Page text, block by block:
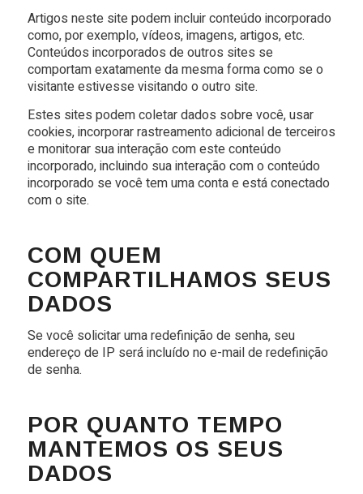
Artigos neste site podem incluir conteúdo incorporado
como, por exemplo, vídeos, imagens, artigos, etc.
Conteúdos incorporados de outros sites se
comportam exatamente da mesma forma como se o
visitante estivesse visitando o outro site.
Estes sites podem coletar dados sobre você, usar
cookies, incorporar rastreamento adicional de terceiros
e monitorar sua interação com este conteúdo
incorporado, incluindo sua interação com o conteúdo
incorporado se você tem uma conta e está conectado
com o site.
COM QUEM
COMPARTILHAMOS SEUS
DADOS
Se você solicitar uma redefinição de senha, seu
endereço de IP será incluído no e-mail de redefinição
de senha.
POR QUANTO TEMPO
MANTEMOS OS SEUS
DADOS